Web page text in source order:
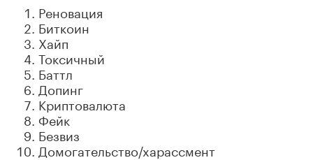
Реновация
Биткоин
Хайп
Токсичный
Баттл
Допинг
Криптовалюта
Фейк
Безвиз
Домогательство/харассмент